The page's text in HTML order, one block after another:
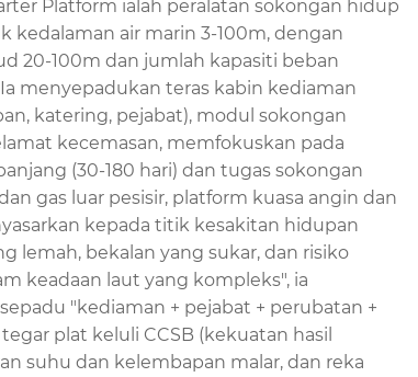
Platform ialah peralatan sokongan hidup
kedalaman air marin 3-100m, dengan
20-100m dan jumlah kapasiti beban
menyepadukan teras kabin kediaman
katering, pejabat), modul sokongan
kecemasan, memfokuskan pada
(30-180 hari) dan tugas sokongan
gas luar pesisir, platform kuasa angin dan
kepada titik kesakitan hidupan
lemah, bekalan yang sukar, dan risiko
keadaan laut yang kompleks", ia
"kediaman + pejabat + perubatan +
plat keluli CCSB (kekuatan hasil
suhu dan kelembapan malar, dan reka